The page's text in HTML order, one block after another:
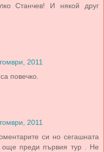
Станчев! И някой друг
2011
повечко.
2011
си но сегашната
още преди първия тур . Не